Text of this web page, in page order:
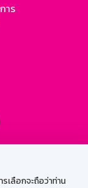
เลือกจะถือว่าท่าน
าร